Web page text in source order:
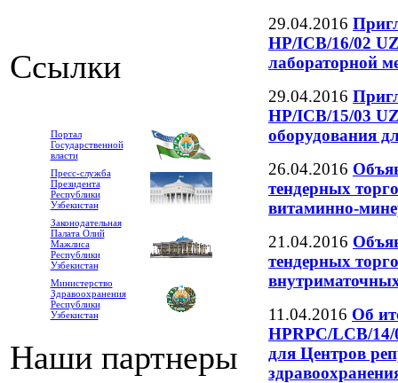
Ссылки
Портал
Государственной
власти
Пресс-служба
Президента
Республики
Узбекистан
Законодательная
Палата Олий
Мажлиса
Республики
Узбекистан
Министерство
Здравоохранения
Республики
Узбекистан
Наши партнеры
29.04.2016
HP/ICB/16/02
лабораторной
29.04.2016
HP/ICB/15/03
оборудования
26.04.2016
тендерных
витаминно-
21.04.2016
тендерных
11.04.2016 Об
HPRPC/LCB/14/
для Центров